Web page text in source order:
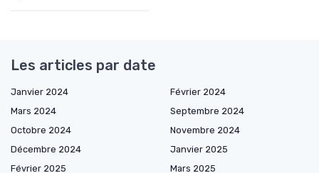
Les articles par date
Janvier 2024
Février 2024
Mars 2024
Septembre 2024
Octobre 2024
Novembre 2024
Décembre 2024
Janvier 2025
Février 2025
Mars 2025